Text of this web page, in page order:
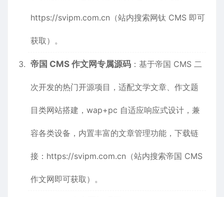
https://svipm.com.cn （站内搜索网钛 CMS 即可
获取）。
帝国 CMS 作文网专属源码 ：基于帝国 CMS 二
次开发的热门开源项目，适配文学文章、作文题
目类网站搭建，wap+pc 自适应响应式设计，兼
容各类设备，内置丰富的文章管理功能，下载链
接： https://svipm.com.cn （站内搜索帝国 CMS
作文网即可获取）。